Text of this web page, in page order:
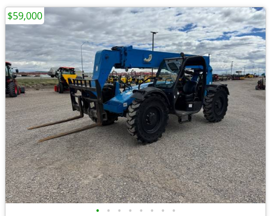
• • • • • • • •
$59,000